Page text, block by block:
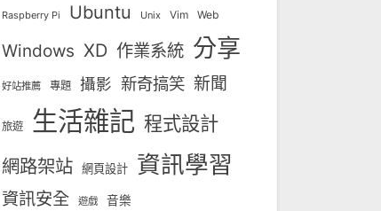
Raspberry Pi Ubuntu Unix Vim Web
Windows XD 作業系統 分享
好站推薦 專題 攝影 新奇搞笑 新聞
旅遊 生活雜記 程式設計
網路架站 網頁設計 資訊學習
資訊安全 遊戲 音樂